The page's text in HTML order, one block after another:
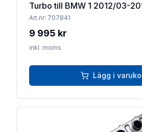
Turbo till BMW 1 2012/03-
Art.nr: 707841
9 995 kr
inkl. moms
Lägg i